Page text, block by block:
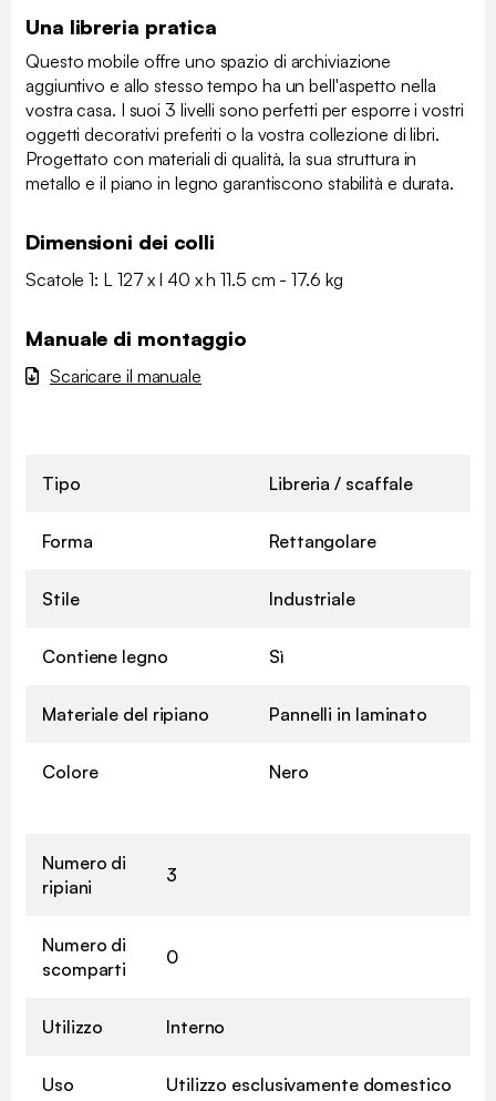
Una libreria pratica
Questo mobile offre uno spazio di archiviazione
aggiuntivo e allo stesso tempo ha un bell'aspetto nella
vostra casa. I suoi 3 livelli sono perfetti per esporre i vostri
oggetti decorativi preferiti o la vostra collezione di libri.
Progettato con materiali di qualità, la sua struttura in
metallo e il piano in legno garantiscono stabilità e durata.
Dimensioni dei colli
Scatole 1: L 127 x l 40 x h 11.5 cm - 17.6 kg
Manuale di montaggio
Scaricare il manuale
Tipo Libreria / scaffale
Forma Rettangolare
Stile Industriale
Contiene legno Sì
Materiale del ripiano Pannelli in laminato
Colore Nero
Numero di
ripiani
3
Numero di
scomparti
0
Utilizzo Interno
Uso Utilizzo esclusivamente domestico